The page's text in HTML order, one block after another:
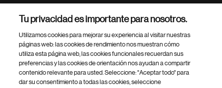
Footer Site Search
Tu privacidad es importante para nosotros.
Utilizamos cookies para mejorar su experiencia al visitar nuestras
páginas web: las cookies de rendimiento nos muestran cómo
utiliza esta página web, las cookies funcionales recuerdan sus
preferencias y las cookies de orientación nos ayudan a compartir
contenido relevante para usted. Seleccione: "Aceptar todo" para
dar su consentimiento a todas las cookies, seleccione